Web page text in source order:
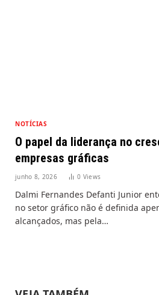
NOTÍCIAS
O papel da liderança no
empresas gráficas
junho 8, 2026 0 Views
Dalmi Fernandes Defanti Junior
no setor gráfico não é definida
alcançados, mas pela…